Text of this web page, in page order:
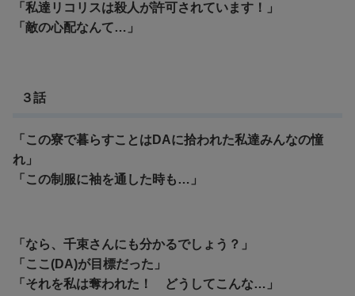
「私達リコリスは殺人が許可されています！」
「敵の心配なんて…」
３話
「この寮で暮らすことはDAに拾われた私達みんなの憧
れ」
「この制服に袖を通した時も…」
「なら、千束さんにも分かるでしょう？」
「ここ(DA)が目標だった」
「それを私は奪われた！ どうしてこんな…」